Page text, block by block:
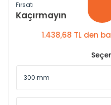
Fırsatı
Kaçırmayın
1.438,68 TL den